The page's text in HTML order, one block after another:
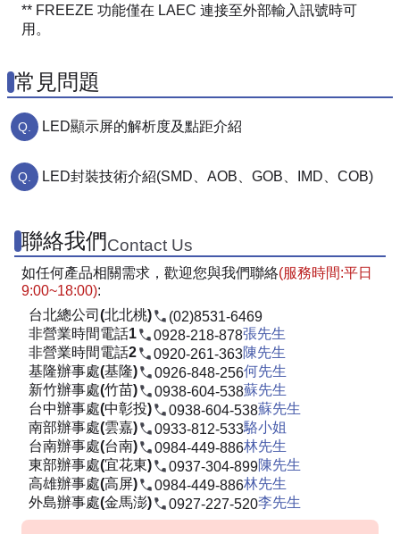
** FREEZE 功能僅在 LAEC 連接至外部輸入訊號時可
用。
常見問題
LED顯示屏的解析度及點距介紹
LED封裝技術介紹(SMD、AOB、GOB、IMD、COB)
聯絡我們Contact Us
如任何產品相關需求，歡迎您與我們聯絡(服務時間:平日
9:00~18:00):
台北總公司(北北桃)
(02)8531-6469
非營業時間電話1
0928-218-878張先生
非營業時間電話2
0920-261-363陳先生
基隆辦事處(基隆)
0926-848-256何先生
新竹辦事處(竹苗)
0938-604-538蘇先生
台中辦事處(中彰投)
0938-604-538蘇先生
南部辦事處(雲嘉)
0933-812-533駱小姐
台南辦事處(台南)
0984-449-886林先生
東部辦事處(宜花東)
0937-304-899陳先生
高雄辦事處(高屏)
0984-449-886林先生
外島辦事處(金馬澎)
0927-227-520李先生